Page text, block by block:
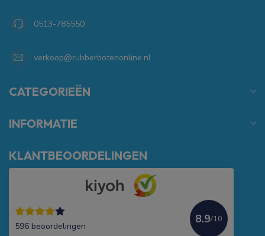
0513-785550
verkoop@rubberbotenonline.nl
CATEGORIEËN
INFORMATIE
KLANTBEOORDELINGEN
596 beoordelingen
8.9/10